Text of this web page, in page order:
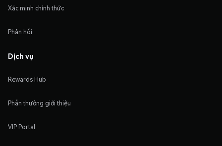
Xác minh chính thức
Phản hồi
Dịch vụ
Rewards Hub
Phần thưởng giới thiệu
VIP Portal